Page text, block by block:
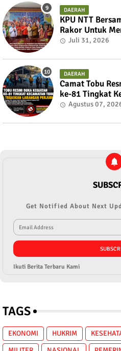
DAERAH
KPU NTT
Rakor Untuk
Draft Nota
Juli 31, 2026
DAERAH
Camat Tobu
ke-81 Tingkat
Tegaskan
Agustus 07,
Get Notified About Next
Ikuti Berita Terbaru Kami
TAGS
EKONOMI HUKRIM